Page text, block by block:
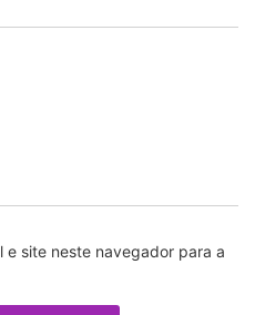
e site neste navegador para a